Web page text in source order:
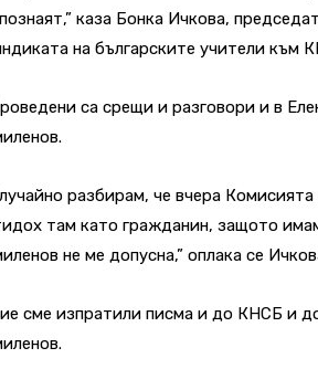
каза Бонка Ичкова,
на българските учители към
са срещи и разговори и в
разбирам, че вчера
там като гражданин, защото
не ме допусна,” оплака се
сме изпратили писма и до КНСБ и